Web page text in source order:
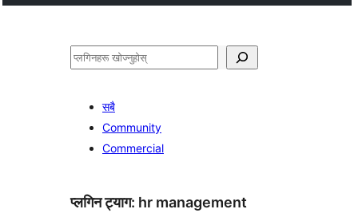
खोज्नुहोस्
सबै
Community
Commercial
प्लगिन ट्याग: hr management